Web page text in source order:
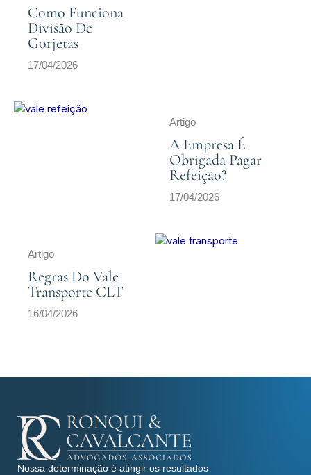
Como Funciona
Divisão De
Gorjetas
17/04/2026
Artigo
A Empresa É
Obrigada Pagar
Refeição?
17/04/2026
Artigo
Regras Do Vale
Transporte CLT
16/04/2026
Nossa determinação é atingir os resultados